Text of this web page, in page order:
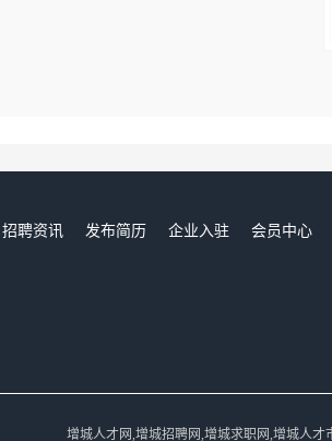
招聘资讯 发布简历 企业入驻 会员中心
增城人才网,增城招聘网,增城求职网,增城人才